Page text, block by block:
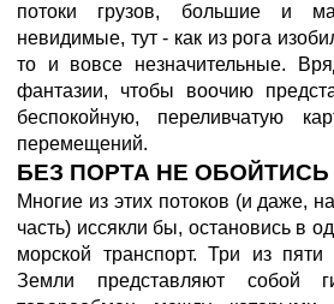
потоки грузов, большие и
невидимые, тут - как из рога
то и вовсе незначительные.
фантазии, чтобы воочию
беспокойную, переливчатую
перемещений.
БЕЗ ПОРТА НЕ ОБОЙТИСЬ
Многие из этих потоков (и даже,
часть) иссякли бы, остановись в
морской транспорт. Три из пяти
Земли представляют собой